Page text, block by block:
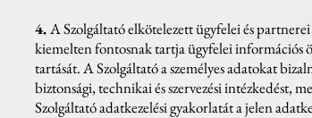
4.A Szolgáltató elkötelezett ügyfelei és
kiemelten fontosnak tartja ügyfelei információs
tartását. A Szolgáltató a személyes adatokat
biztonsági, technikai és szervezési intézkedést,
Szolgáltató adatkezelési gyakorlatát a jelen